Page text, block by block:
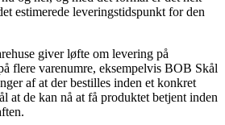
estimerede leveringstidspunkt for den
giver løfte om levering på
flere varenumre, eksempelvis BOB Skål
af at der bestilles inden et konkret
at de kan nå at få produktet betjent inden